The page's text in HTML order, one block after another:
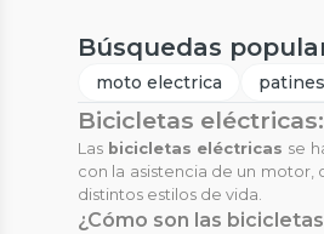
Búsquedas
moto electrica
Bicicletas
Las bicicletas eléctricas se
con la asistencia de un
distintos estilos de vida.
¿Cómo son las